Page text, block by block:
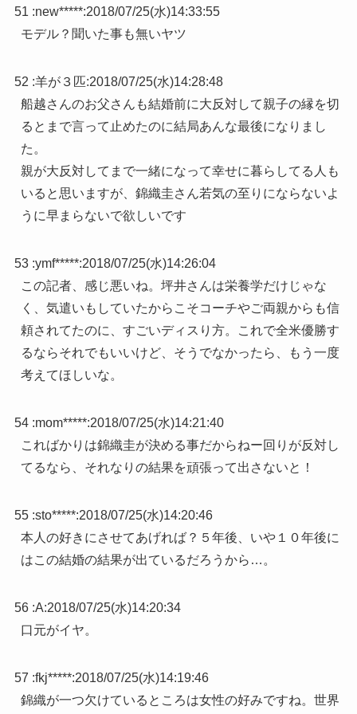
51 :new*****:2018/07/25(水)14:33:55
モデル？聞いた事も無いヤツ
52 :羊が３匹:2018/07/25(水)14:28:48
船越さんのお父さんも結婚前に大反対して親子の縁を切
るとまで言って止めたのに結局あんな最後になりまし
た。
親が大反対してまで一緒になって幸せに暮らしてる人も
いると思いますが、錦織圭さん若気の至りにならないよ
うに早まらないで欲しいです
53 :ymf*****:2018/07/25(水)14:26:04
この記者、感じ悪いね。坪井さんは栄養学だけじゃな
く、気遣いもしていたからこそコーチやご両親からも信
頼されてたのに、すごいディスり方。これで全米優勝す
るならそれでもいいけど、そうでなかったら、もう一度
考えてほしいな。
54 :mom*****:2018/07/25(水)14:21:40
こればかりは錦織圭が決める事だからねー回りが反対し
てるなら、それなりの結果を頑張って出さないと！
55 :sto*****:2018/07/25(水)14:20:46
本人の好きにさせてあげれば？５年後、いや１０年後に
はこの結婚の結果が出ているだろうから…。
56 :A:2018/07/25(水)14:20:34
口元がイヤ。
57 :fkj*****:2018/07/25(水)14:19:46
錦織が一つ欠けているところは女性の好みですね。世界